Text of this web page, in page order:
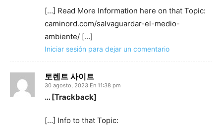
[…] Read More Information here on that Topic:
caminord.com/salvaguardar-el-medio-
ambiente/ […]
Iniciar sesión para dejar un comentario
토렌트 사이트
30 agosto, 2023 En 11:38 pm
… [Trackback]
[…] Info to that Topic: